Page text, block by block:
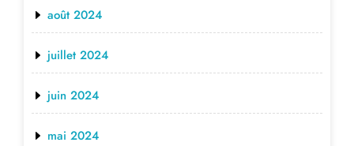
août 2024
juillet 2024
juin 2024
mai 2024